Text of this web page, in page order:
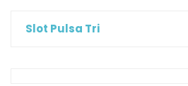
Slot Pulsa Tri